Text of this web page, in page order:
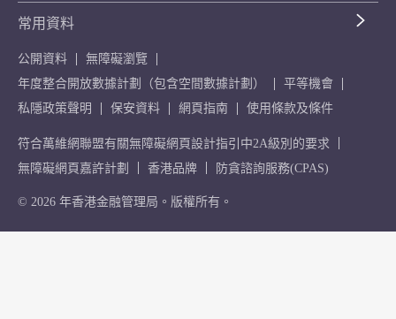
常用資料
公開資料
無障礙瀏覽
年度整合開放數據計劃（包含空間數據計劃）
平等機會
私隱政策聲明
保安資料 網頁指南 使用條款及條件
符合萬維網聯盟有關無障礙網頁設計指引中2A級別的要求
無障礙網頁嘉許計劃
香港品牌 防貪諮詢服務(CPAS)
© 2026 年香港金融管理局。版權所有。